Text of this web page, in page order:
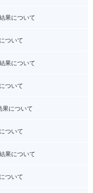
果について
ついて
果について
ついて
果について
ついて
果について
ついて